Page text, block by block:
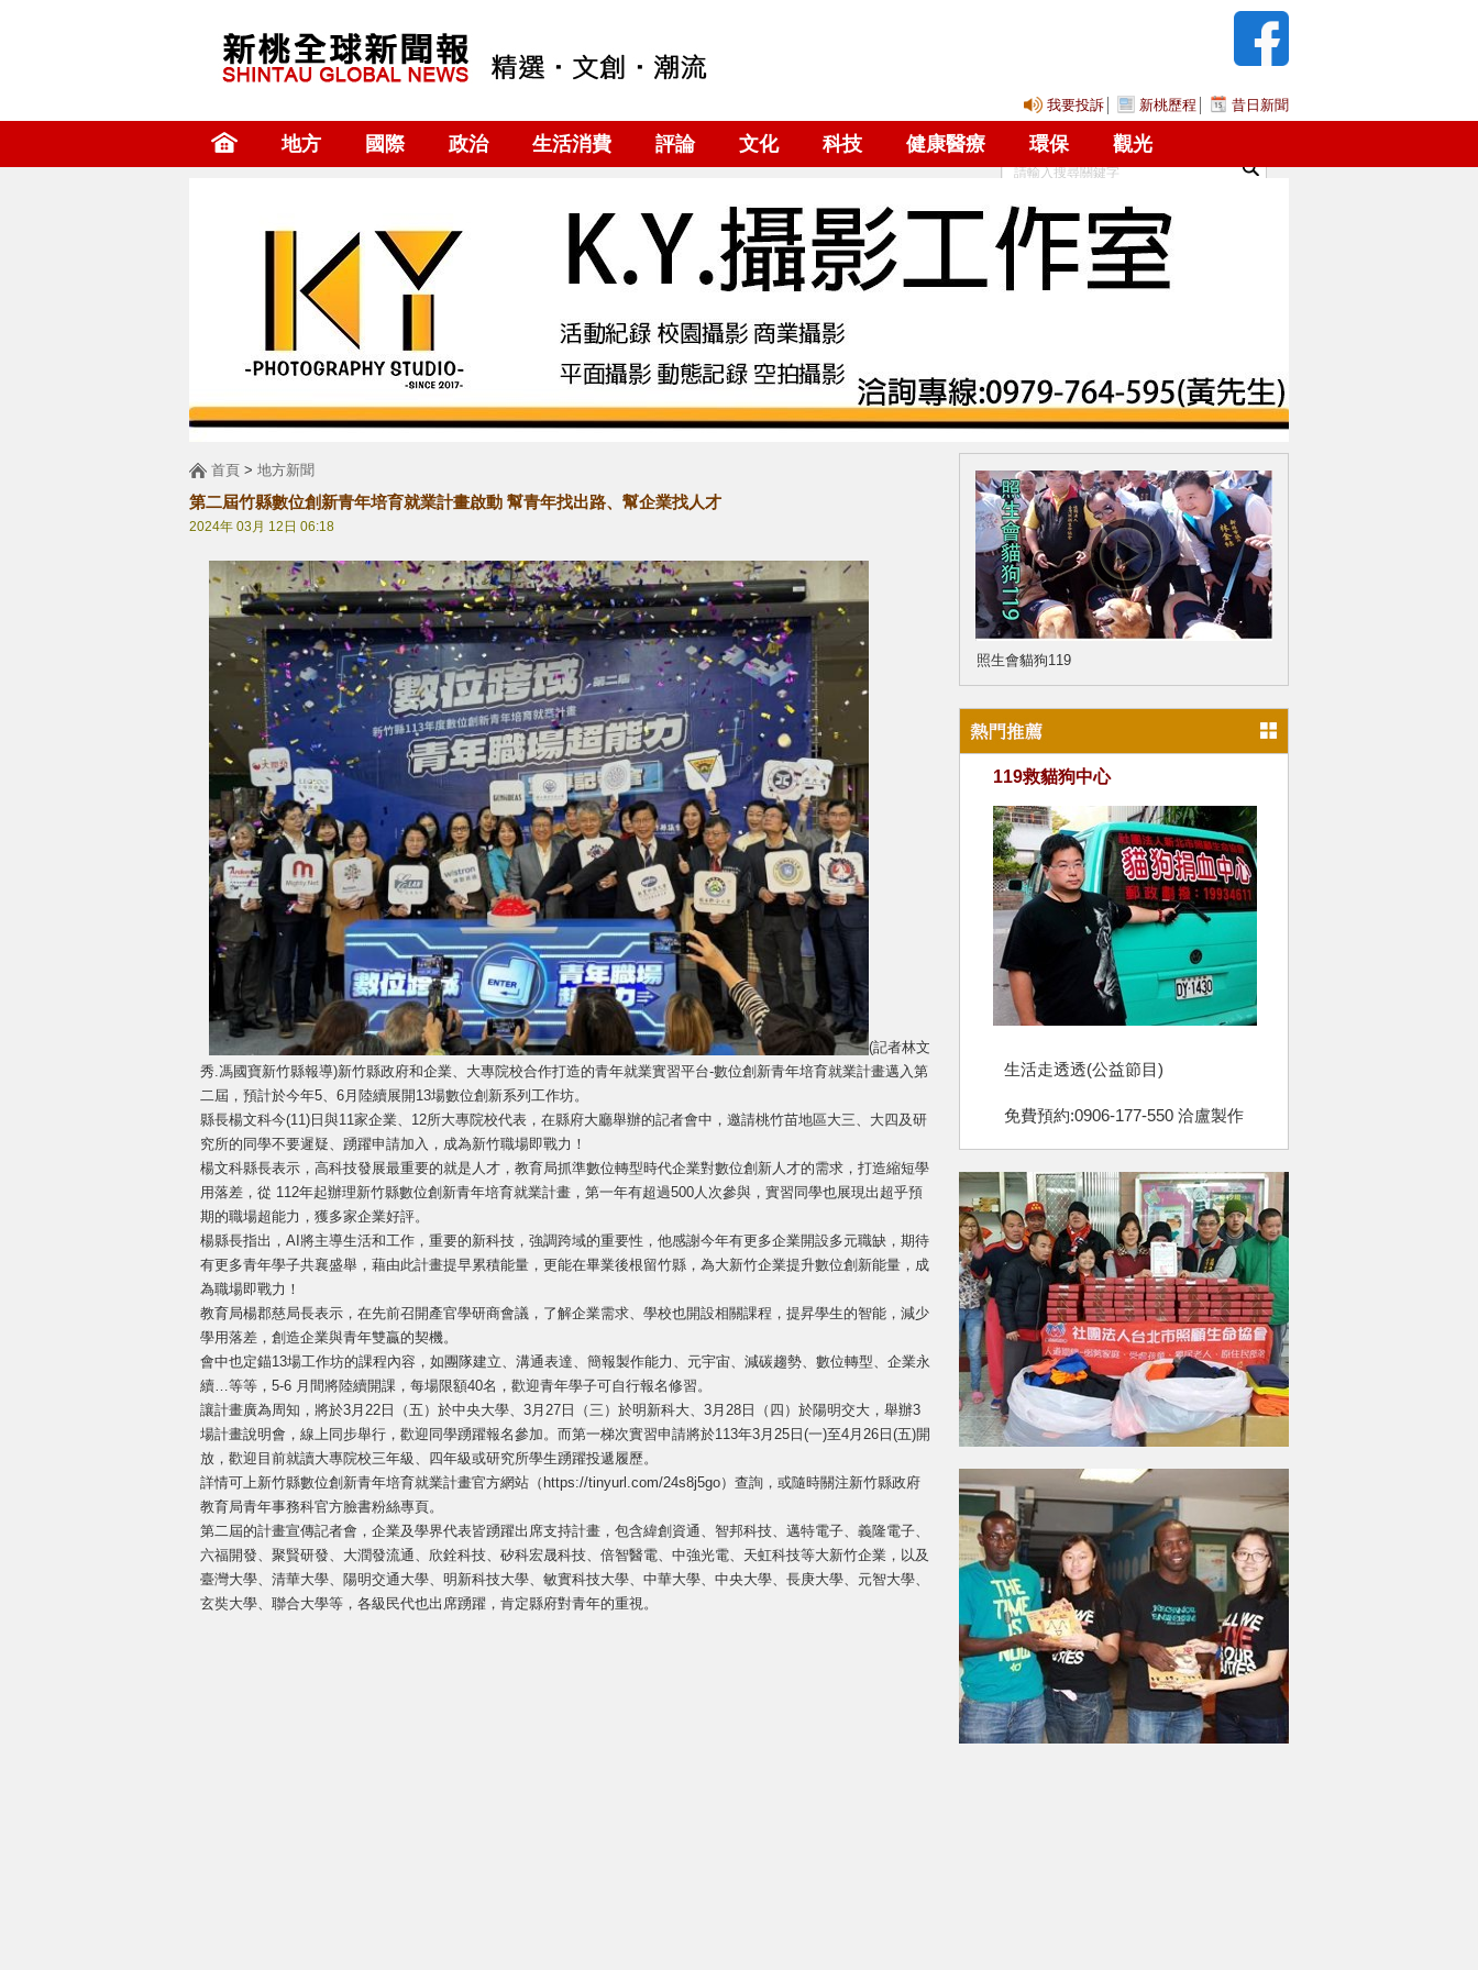
我要投訴 新桃歷程
昔日新聞
2026年8月7日 星期五 請調整您電腦的日期!
地方 國際 政治 生活消費 評論 文化 科技 健康醫療 環保 觀光
首頁 > 地方新聞
第二屆竹縣數位創新青年培育就業計畫啟動 幫青年找出路、幫企業找人才
2024年 03月 12日 06:18
(記者林文
秀.馮國寶新竹縣報導)新竹縣政府和企業、大專院校合作打造的青年就業實習平台-數位創新青年培育就業計畫邁入第
二屆，預計於今年5、6月陸續展開13場數位創新系列工作坊。
縣長楊文科今(11)日與11家企業、12所大專院校代表，在縣府大廳舉辦的記者會中，邀請桃竹苗地區大三、大四及研
究所的同學不要遲疑、踴躍申請加入，成為新竹職場即戰力！
楊文科縣長表示，高科技發展最重要的就是人才，教育局抓準數位轉型時代企業對數位創新人才的需求，打造縮短學
用落差，從 112年起辦理新竹縣數位創新青年培育就業計畫，第一年有超過500人次參與，實習同學也展現出超乎預
期的職場超能力，獲多家企業好評。
楊縣長指出，AI將主導生活和工作，重要的新科技，強調跨域的重要性，他感謝今年有更多企業開設多元職缺，期待
有更多青年學子共襄盛舉，藉由此計畫提早累積能量，更能在畢業後根留竹縣，為大新竹企業提升數位創新能量，成
為職場即戰力！
教育局楊郡慈局長表示，在先前召開產官學研商會議，了解企業需求、學校也開設相關課程，提昇學生的智能，減少
學用落差，創造企業與青年雙贏的契機。
會中也定錨13場工作坊的課程內容，如團隊建立、溝通表達、簡報製作能力、元宇宙、減碳趨勢、數位轉型、企業永
續…等等，5-6 月間將陸續開課，每場限額40名，歡迎青年學子可自行報名修習。
讓計畫廣為周知，將於3月22日（五）於中央大學、3月27日（三）於明新科大、3月28日（四）於陽明交大，舉辦3
場計畫說明會，線上同步舉行，歡迎同學踴躍報名參加。而第一梯次實習申請將於113年3月25日(一)至4月26日(五)開
放，歡迎目前就讀大專院校三年級、四年級或研究所學生踴躍投遞履歷。
詳情可上新竹縣數位創新青年培育就業計畫官方網站（https://tinyurl.com/24s8j5go）查詢，或隨時關注新竹縣政府
教育局青年事務科官方臉書粉絲專頁。
第二屆的計畫宣傳記者會，企業及學界代表皆踴躍出席支持計畫，包含緯創資通、智邦科技、邁特電子、義隆電子、
六福開發、聚賢研發、大潤發流通、欣銓科技、矽科宏晟科技、倍智醫電、中強光電、天虹科技等大新竹企業，以及
臺灣大學、清華大學、陽明交通大學、明新科技大學、敏實科技大學、中華大學、中央大學、長庚大學、元智大學、
玄奘大學、聯合大學等，各級民代也出席踴躍，肯定縣府對青年的重視。
照生會貓狗119
119救貓狗中心
生活走透透(公益節目)
免費預約:0906-177-550 洽盧製作